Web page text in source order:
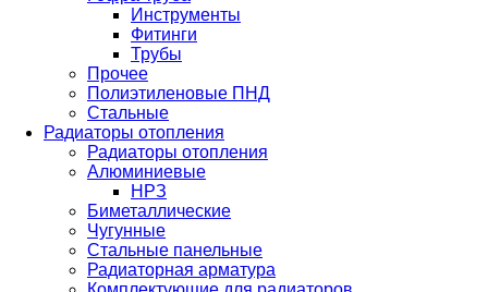
Инструменты
Фитинги
Трубы
Прочее
Полиэтиленовые ПНД
Стальные
Радиаторы отопления
Радиаторы отопления
Алюминиевые
НРЗ
Биметаллические
Чугунные
Стальные панельные
Радиаторная арматура